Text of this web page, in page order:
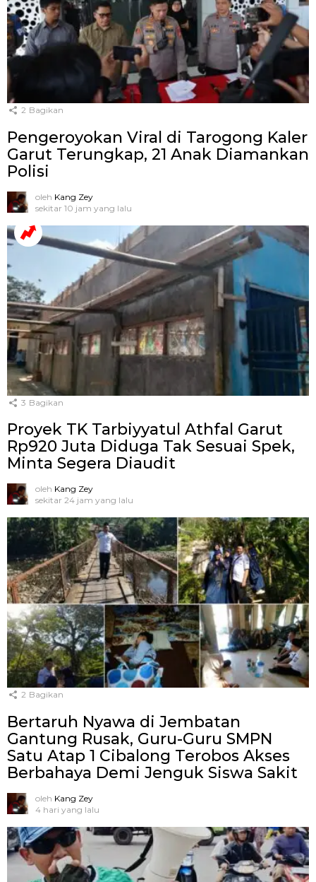
2 Bagikan
Pengeroyokan Viral di Tarogong Kaler
Garut Terungkap, 21 Anak Diamankan
Polisi
oleh Kang Zey
sekitar 10 jam yang lalu
3 Bagikan
Proyek TK Tarbiyyatul Athfal Garut
Rp920 Juta Diduga Tak Sesuai Spek,
Minta Segera Diaudit
oleh Kang Zey
sekitar 24 jam yang lalu
2 Bagikan
Bertaruh Nyawa di Jembatan
Gantung Rusak, Guru-Guru SMPN
Satu Atap 1 Cibalong Terobos Akses
Berbahaya Demi Jenguk Siswa Sakit
oleh Kang Zey
4 hari yang lalu